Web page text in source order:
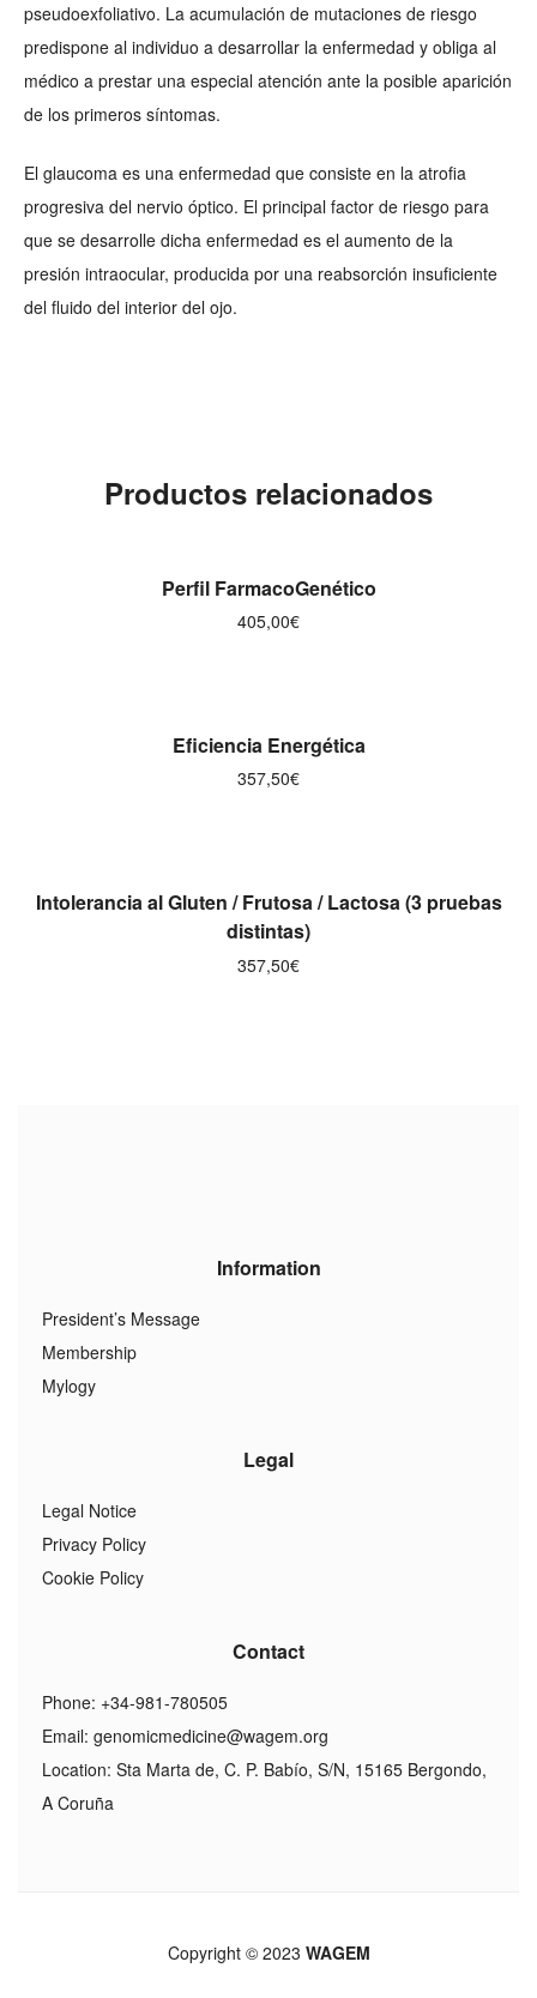
pseudoexfoliativo. La acumulación de mutaciones de riesgo
predispone al individuo a desarrollar la enfermedad y obliga al
médico a prestar una especial atención ante la posible aparición
de los primeros síntomas.
El glaucoma es una enfermedad que consiste en la atrofia
progresiva del nervio óptico. El principal factor de riesgo para
que se desarrolle dicha enfermedad es el aumento de la
presión intraocular, producida por una reabsorción insuficiente
del fluido del interior del ojo.
Productos relacionados
AÑADIR AL CARRITO
Perfil FarmacoGenético
405,00€
AÑADIR AL CARRITO
Eficiencia Energética
357,50€
AÑADIR AL CARRITO
Intolerancia al Gluten / Frutosa / Lactosa (3 pruebas
distintas)
357,50€
Information
President’s Message
Membership
Mylogy
Legal
Legal Notice
Privacy Policy
Cookie Policy
Contact
Phone: +34-981-780505
Email: genomicmedicine@wagem.org
Location: Sta Marta de, C. P. Babío, S/N, 15165 Bergondo,
A Coruña
Copyright © 2023 WAGEM